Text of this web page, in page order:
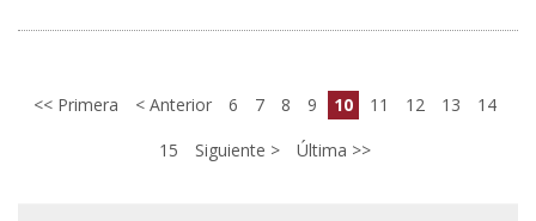
Primera Anterior 6 7 8 9 10 11 12 13
14
15
Siguiente Última